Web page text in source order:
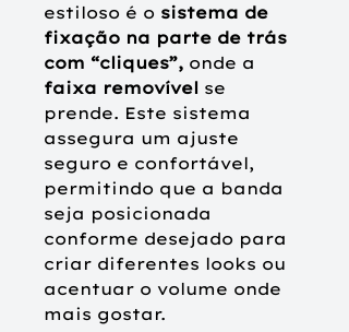
estiloso é o sistema de
fixação na parte de trás
com “cliques”, onde a
faixa removível se
prende. Este sistema
assegura um ajuste
seguro e confortável,
permitindo que a banda
seja posicionada
conforme desejado para
criar diferentes looks ou
acentuar o volume onde
mais gostar.